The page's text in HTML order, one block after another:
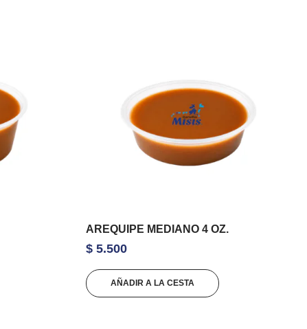
AREQUIPE MEDIANO 4 OZ.
$5.500
AÑADIR A LA CESTA